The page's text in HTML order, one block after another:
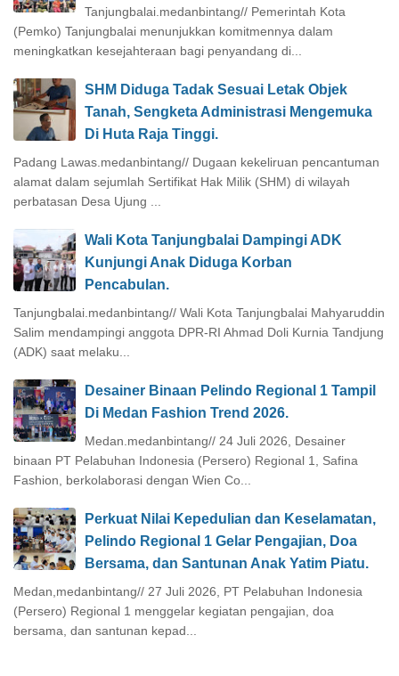
Tanjungbalai.medanbintang// Pemerintah Kota
(Pemko) Tanjungbalai menunjukkan komitmennya dalam
meningkatkan kesejahteraan bagi penyandang di...
SHM Diduga Tadak Sesuai Letak Objek
Tanah, Sengketa Administrasi Mengemuka
Di Huta Raja Tinggi.
Padang Lawas.medanbintang// Dugaan kekeliruan pencantuman
alamat dalam sejumlah Sertifikat Hak Milik (SHM) di wilayah
perbatasan Desa Ujung ...
Wali Kota Tanjungbalai Dampingi ADK
Kunjungi Anak Diduga Korban
Pencabulan.
Tanjungbalai.medanbintang// Wali Kota Tanjungbalai Mahyaruddin
Salim mendampingi anggota DPR-RI Ahmad Doli Kurnia Tandjung
(ADK) saat melaku...
Desainer Binaan Pelindo Regional 1 Tampil
Di Medan Fashion Trend 2026.
Medan.medanbintang// 24 Juli 2026, Desainer
binaan PT Pelabuhan Indonesia (Persero) Regional 1, Safina
Fashion, berkolaborasi dengan Wien Co...
Perkuat Nilai Kepedulian dan Keselamatan,
Pelindo Regional 1 Gelar Pengajian, Doa
Bersama, dan Santunan Anak Yatim Piatu.
Medan,medanbintang// 27 Juli 2026, PT Pelabuhan Indonesia
(Persero) Regional 1 menggelar kegiatan pengajian, doa
bersama, dan santunan kepad...